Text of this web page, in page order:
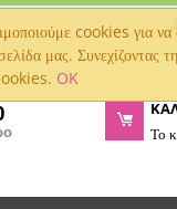
cookies για
μας.
OK
Το